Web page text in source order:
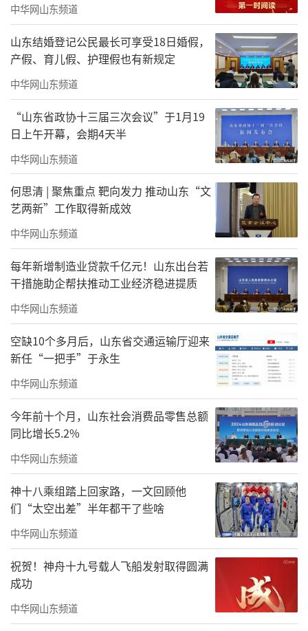
中华网山东频道
山东结婚登记公民最长可享受18日婚假，
产假、育儿假、护理假也有新规定
中华网山东频道
“山东省政协十三届三次会议”于1月19
日上午开幕，会期4天半
中华网山东频道
何思清 | 聚焦重点 靶向发力 推动山东“文
艺两新”工作取得新成效
中华网山东频道
每年新增制造业贷款千亿元！山东出台若
干措施助企帮扶推动工业经济稳进提质
中华网山东频道
空缺10个多月后，山东省交通运输厅迎来
新任“一把手”于永生
中华网山东频道
今年前十个月，山东社会消费品零售总额
同比增长5.2%
中华网山东频道
神十八乘组踏上回家路，一文回顾他
们“太空出差”半年都干了些啥
中华网山东频道
祝贺！神舟十九号载人飞船发射取得圆满
成功
中华网山东频道